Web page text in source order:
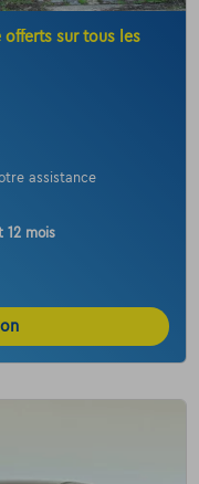
offerts sur tous les
assistance
12 mois